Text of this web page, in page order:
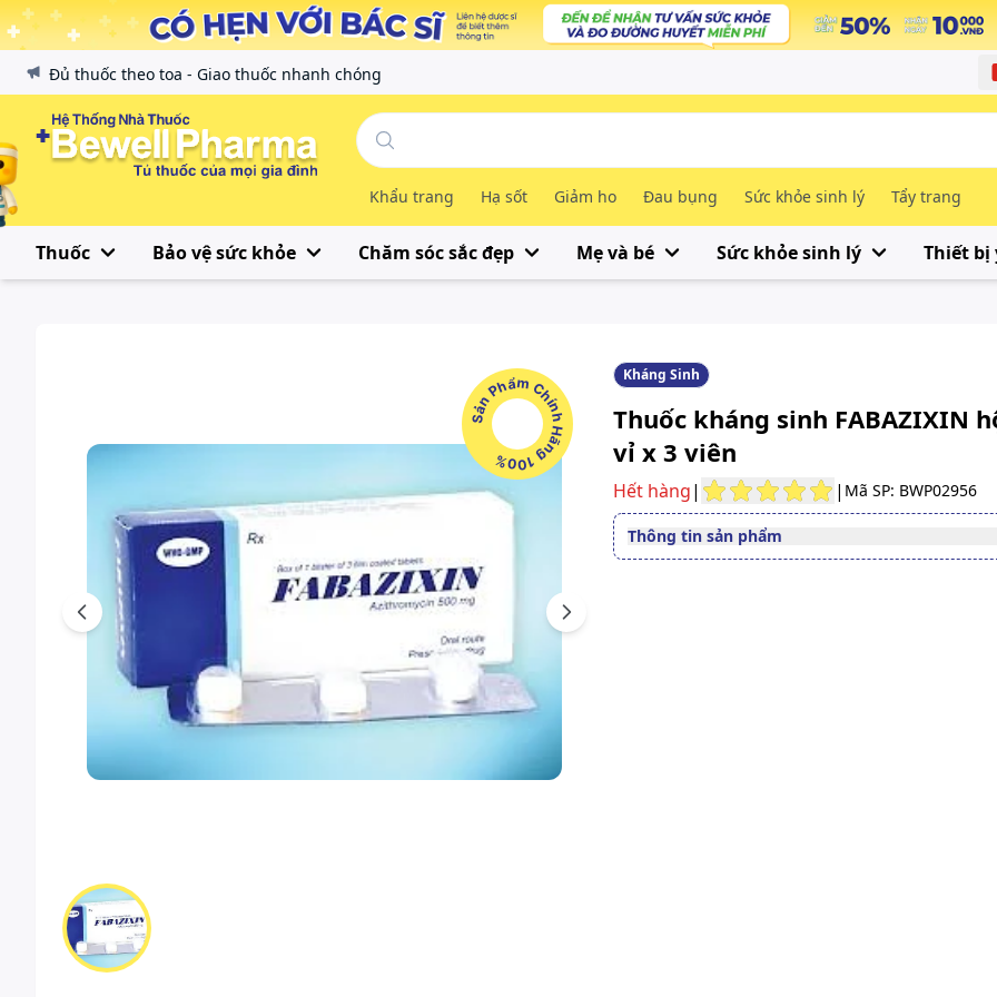
Đủ thuốc theo toa - Giao thuốc nhanh chóng
Khẩu trang Hạ sốt Giảm ho Đau bụng Sức khỏe sinh lý Tẩy trang
Thuốc Bảo vệ sức khỏe Chăm sóc sắc đẹp Mẹ và bé Sức khỏe sinh lý Thiết bị
Sản Phẩm Chính Hãng 100%
Previous Next
Kháng Sinh
Thuốc kháng sinh FABAZIXIN
vỉ x 3 viên
Hết hàng| | Mã SP: BWP02956
Thông tin sản phẩm